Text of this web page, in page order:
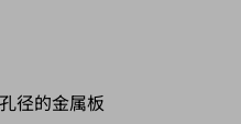
径的金属板